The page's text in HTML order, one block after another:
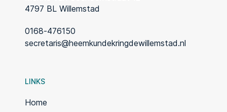
4797 BL Willemstad
0168-476150
secretaris@heemkundekringdewillemstad.nl
LINKS
Home